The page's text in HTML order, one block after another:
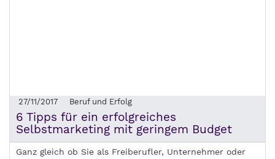
27/11/2017 Beruf und Erfolg
6 Tipps für ein erfolgreiches
Selbstmarketing mit geringem Budget
Ganz gleich ob Sie als Freiberufler, Unternehmer oder